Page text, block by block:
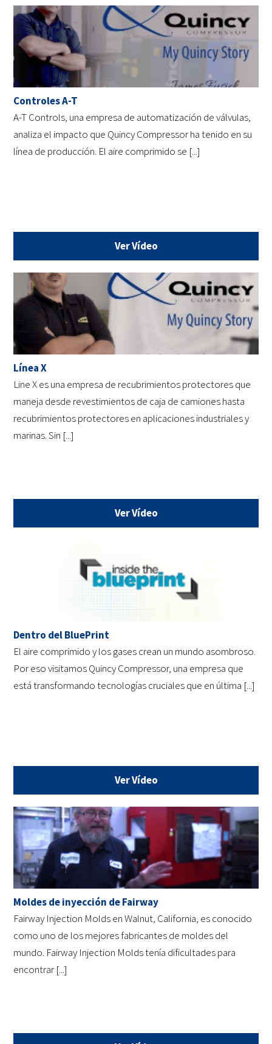
Controles A-T
A-T Controls, una empresa de automatización de válvulas,
analiza el impacto que Quincy Compressor ha tenido en su
línea de producción. El aire comprimido se [...]
Ver Vídeo
Línea X
Line X es una empresa de recubrimientos protectores que
maneja desde revestimientos de caja de camiones hasta
recubrimientos protectores en aplicaciones industriales y
marinas. Sin [...]
Ver Vídeo
Dentro del BluePrint
El aire comprimido y los gases crean un mundo asombroso.
Por eso visitamos Quincy Compressor, una empresa que
está transformando tecnologías cruciales que en última [...]
Ver Vídeo
Moldes de inyección de Fairway
Fairway Injection Molds en Walnut, California, es conocido
como uno de los mejores fabricantes de moldes del
mundo. Fairway Injection Molds tenía dificultades para
encontrar [...]